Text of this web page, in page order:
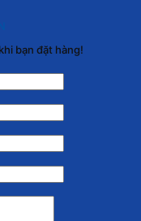
bạn đặt hàng!